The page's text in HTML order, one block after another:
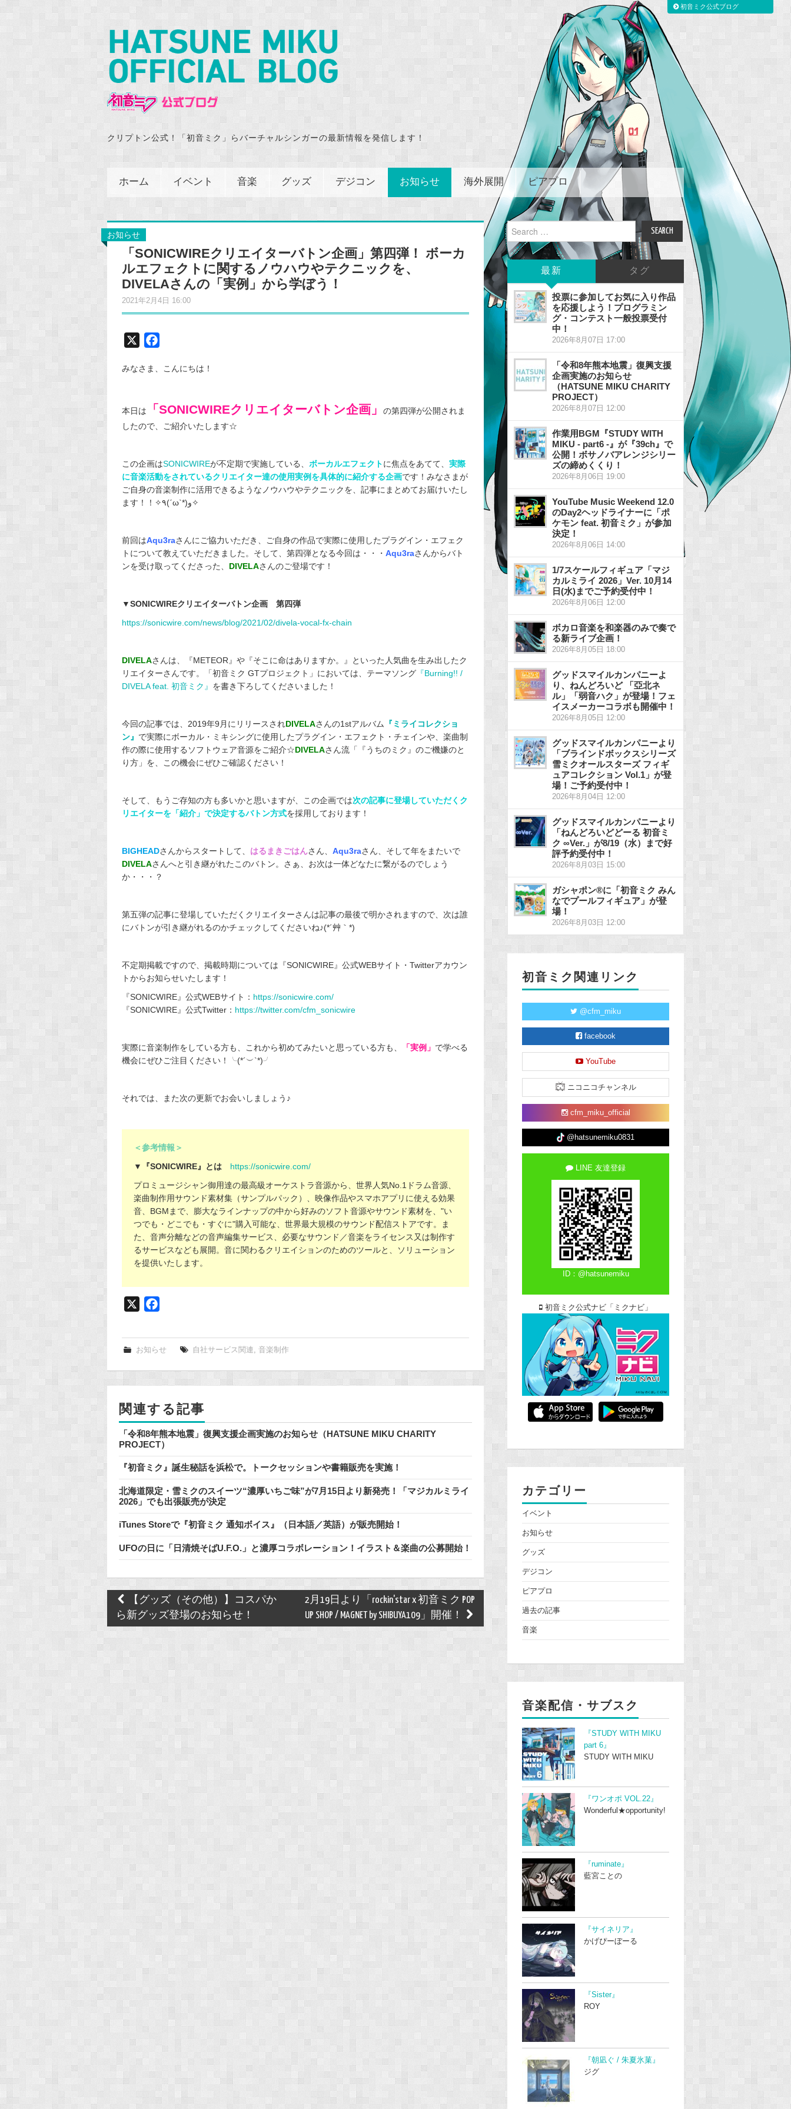
クリプトン公式！「初音ミク」らバーチャルシンガーの最新情報を発信します！
ホーム イベント 音楽 グッズ デジコン お知らせ 海外展開 ピアプロ
お知らせ
「SONICWIREクリエイターバトン企画」第四弾！ ボーカ
ルエフェクトに関するノウハウやテクニックを、
DIVELAさんの「実例」から学ぼう！
2021年2月4日 16:00
c
o
o
みなさま、こんにちは！
本日は 「SONICWIREクリエイターバトン企画 」
の第四弾が公開されま
したので、ご紹介いたします☆
この企画はSONICWIREが不定期で実施している、 ボーカルエフェクトに焦点をあてて、 実際
に音楽活動をされているクリエイター達の使用実例を具体的に紹介する企画です！みなさまが
ご自身の音楽制作に活用できるようなノウハウやテクニックを、記事にまとめてお届けいたし
ます！！✧٩(ˊωˋ*)و✧
前回はAqu3raさんにご協力いただき、ご自身の作品で実際に使用したプラグイン・エフェク
トについて教えていただきました。そして、第四弾となる今回は・・・ Aqu3raさんからバト
ンを受け取ってくださった、 DIVELAさんのご登場です！
▼SONICWIREクリエイターバトン企画 第四弾
https://sonicwire.com/news/blog/2021/02/divela-vocal-fx-chain
DIVELAさんは、『METEOR』や『そこに命はありますか。』といった人気曲を生み出したク
リエイターさんです。「初音ミク GTプロジェクト」においては、テーマソング 『Burning!! /
DIVELA feat. 初音ミク』 を書き下ろしてくださいました！
今回の記事では、2019年9月にリリースされDIVELAさんの1stアルバム
『ミライコレクショ
ン』 で実際にボーカル・ミキシングに使用したプラグイン・エフェクト・チェインや、楽曲制
作の際に使用するソフトウェア音源をご紹介☆DIVELAさん流「『うちのミク』のご機嫌のと
り方」を、この機会にぜひご確認ください！
そして、もうご存知の方も多いかと思いますが、この企画では次の記事に登場していただくク
リエイターを「紹介」で決定するバトン方式を採用しております！
BIGHEADさんからスタートして、 はるまきごはんさん、 Aqu3raさん、そして年をまたいで
DIVELAさんへと引き継がれたこのバトン。さぁ、お次は一体どなたに繋がるのでしょう
か・・・？
第五弾の記事に登場していただくクリエイターさんは記事の最後で明かされますので、次は誰
にバトンが引き継がれるのかチェックしてくださいね♪(*´艸｀*)
不定期掲載ですので、掲載時期については『SONICWIRE』公式WEBサイト・Twitterアカウン
トからお知らせいたします！
『SONICWIRE』公式WEBサイト： https://sonicwire.com/
『SONICWIRE』公式Twitter： https://twitter.com/cfm_sonicwire
実際に音楽制作をしている方も、これから初めてみたいと思っている方も、 「実例」 で学べる
機会にぜひご注目ください！╰(*´︶`*)╯
それでは、また次の更新でお会いしましょう♪
＜参考情報＞
▼『SONICWIRE』とは
https://sonicwire.com/
プロミュージシャン御用達の最高級オーケストラ音源から、世界人気No.1ドラム音源、
楽曲制作用サウンド素材集（サンプルパック）、映像作品やスマホアプリに使える効果
音、BGMまで、膨大なラインナップの中から好みのソフト音源やサウンド素材を、"い
つでも・どこでも・すぐに"購入可能な、世界最大規模のサウンド配信ストアです。ま
た、音声分離などの音声編集サービス、必要なサウンド／音楽をライセンス又は制作す
るサービスなども展開。音に関わるクリエイションのためのツールと、ソリューション
を提供いたします。
e
k
お知らせ 自社サービス関連 ,音楽制作
関連する記事
「令和8年熊本地震」復興支援企画実施のお知らせ（HATSUNE MIKU CHARITY
PROJECT）
『初音ミク』誕生秘話を浜松で。トークセッションや書籍販売を実施！
北海道限定・雪ミクのスイーツ“濃厚いちご味”が7月15日より新発売！「マジカルミライ
2026」でも出張販売が決定
iTunes Storeで『初音ミク 通知ボイス』（日本語／英語）が販売開始！
UFOの日に「日清焼そばU.F.O.」と濃厚コラボレーション！イラスト＆楽曲の公募開始！
Post
navigation
【グッズ（その他）】コスパか
ら新グッズ登場のお知らせ！
2月19日より「rockin'star x 初音ミク POP
UP SHOP / MAGNET by SHIBUYA109」開催！
Search
for:
最新 タグ
投票に参加してお気に入り作品
を応援しよう！プログラミン
グ・コンテスト一般投票受付
中！
2026年8月07日 17:00
「令和8年熊本地震」復興支援
企画実施のお知らせ
（HATSUNE MIKU CHARITY
PROJECT）
2026年8月07日 12:00
作業用BGM『STUDY WITH
MIKU - part6 -』が『39ch』で
公開！ボサノバアレンジシリー
ズの締めくくり！
2026年8月06日 19:00
YouTube Music Weekend 12.0
のDay2ヘッドライナーに「ポ
ケモン feat. 初音ミク」が参加
決定！
2026年8月06日 14:00
1/7スケールフィギュア「マジ
カルミライ 2026」Ver. 10月14
日(水)までご予約受付中！
2026年8月06日 12:00
ボカロ音楽を和楽器のみで奏で
る新ライブ企画！
2026年8月05日 18:00
グッドスマイルカンパニーよ
り、ねんどろいど 「亞北ネ
ル」「弱音ハク」が登場！フェ
イスメーカーコラボも開催中！
2026年8月05日 12:00
グッドスマイルカンパニーより
「ブラインドボックスシリーズ
雪ミクオールスターズ フィギ
ュアコレクション Vol.1」が登
場！ご予約受付中！
2026年8月04日 12:00
グッドスマイルカンパニーより
「ねんどろいどどーる 初音ミ
ク ∞Ver.」が8/19（水）まで好
評予約受付中！
2026年8月03日 15:00
ガシャポン®に「初音ミク みん
なでプールフィギュア」が登
場！
2026年8月03日 12:00
初音ミク関連リンク
@cfm_miku
facebook
YouTube
ニコニコチャンネル
cfm_miku_official
@hatsunemiku0831
LINE 友達登録
ID：@hatsunemiku
初音ミク公式ナビ「ミクナビ」
カテゴリー
イベント
お知らせ
グッズ
デジコン
ピアプロ
過去の記事
音楽
音楽配信・サブスク
『STUDY WITH MIKU
part 6』
STUDY WITH MIKU
『ワンオポ VOL.22』
Wonderful★opportunity!
『ruminate』
藍宮ことの
『サイネリア』
かげぴーぼーる
『Sister』
ROY
『朝凪ぐ / 朱夏氷菓』
ジグ
初音ミク公式ブログ